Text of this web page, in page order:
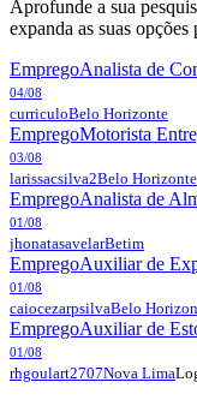
Aprofunde a sua
expanda as suas
EmpregoAnalista de
04/08
curriculoBelo Horizonte
EmpregoMotorista
03/08
larissacsilva2Belo Horizonte
EmpregoAnalista de
01/08
jhonatasavelarBetim
EmpregoAuxiliar de
01/08
caiocezarpsilvaBelo
EmpregoAuxiliar de
01/08
rhgoulart2707Nova Lima